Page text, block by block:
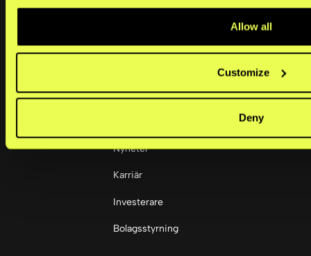
Allow all
Customize
Deny
Medelstora företag
Företag
Nyheter
Karriär
Investerare
Bolagsstyrning